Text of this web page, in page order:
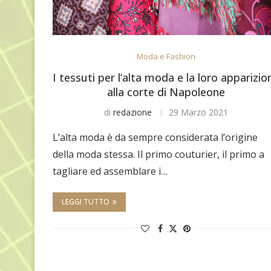
Moda e Fashion
I tessuti per l’alta moda e la loro
alla corte di Napoleone
di redazione 29 Marzo 2021
L’alta moda è da sempre considerata l’origine
della moda stessa. Il primo couturier, il primo a
tagliare ed assemblare i…
LEGGI TUTTO